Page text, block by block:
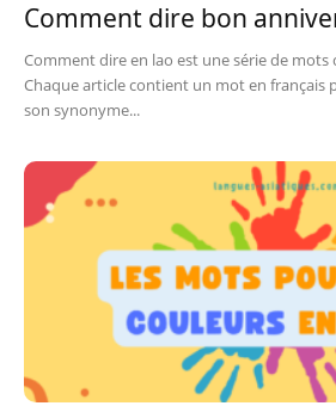
Comment dire bon
Comment dire en lao est une série de
Chaque article contient un mot en français
son synonyme...